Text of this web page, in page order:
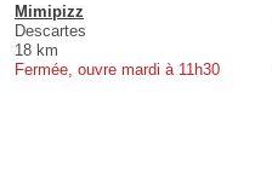
Mimipizz
Descartes
18 km
Fermée, ouvre mardi à 11h30